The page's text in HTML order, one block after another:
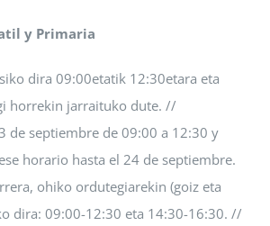
y Primaria
dira 09:00etatik 12:30etara eta
horrekin jarraituko dute. //
de septiembre de 09:00 a 12:30 y
horario hasta el 24 de septiembre.
ohiko ordutegiarekin (goiz eta
dira: 09:00-12:30 eta 14:30-16:30. //